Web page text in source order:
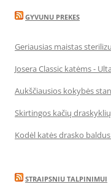
GYVUNU PREKES
Geriausias maistas
Josera Classic katėms -
Aukščiausios kokybės
Skirtingos kačių
Kodėl katės drasko
STRAIPSNIU TALPINIMUI